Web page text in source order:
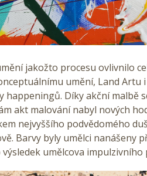
jakožto procesu ovlivnilo
umění, Land Artu
happeningů. Díky akční malbě
akt malování nabyl nových
nejvyššího podvědomého
Barvy byly umělci nanášeny
umělcova